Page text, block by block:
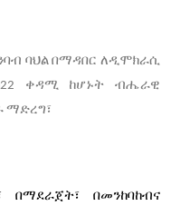
ባህል በማዳበር ለዲሞክራሲ
22 ቀዳሚ ከሆኑት
ብሔራዊ
ማድረግ፣
በመንከባከብና